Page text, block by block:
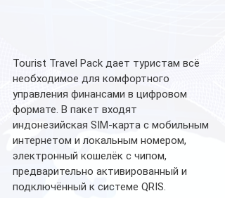
Tourist Travel Pack дает туристам всё
необходимое для комфортного
управления финансами в цифровом
формате. В пакет входят
индонезийская SIM-карта с мобильным
интернетом и локальным номером,
электронный кошелёк с чипом,
предварительно активированный и
подключённый к системе QRIS.